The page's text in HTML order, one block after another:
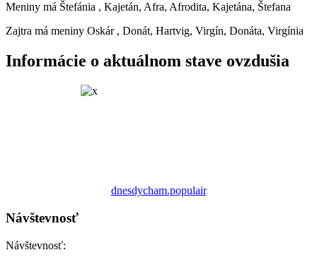
Meniny má Štefánia , Kajetán, Afra, Afrodita, Kajetána, Štefana
Zajtra má meniny Oskár , Donát, Hartvig, Virgín, Donáta, Virgínia
Informácie o aktuálnom stave ovzdušia
dnesdycham.populair
Návštevnosť
Návštevnosť: